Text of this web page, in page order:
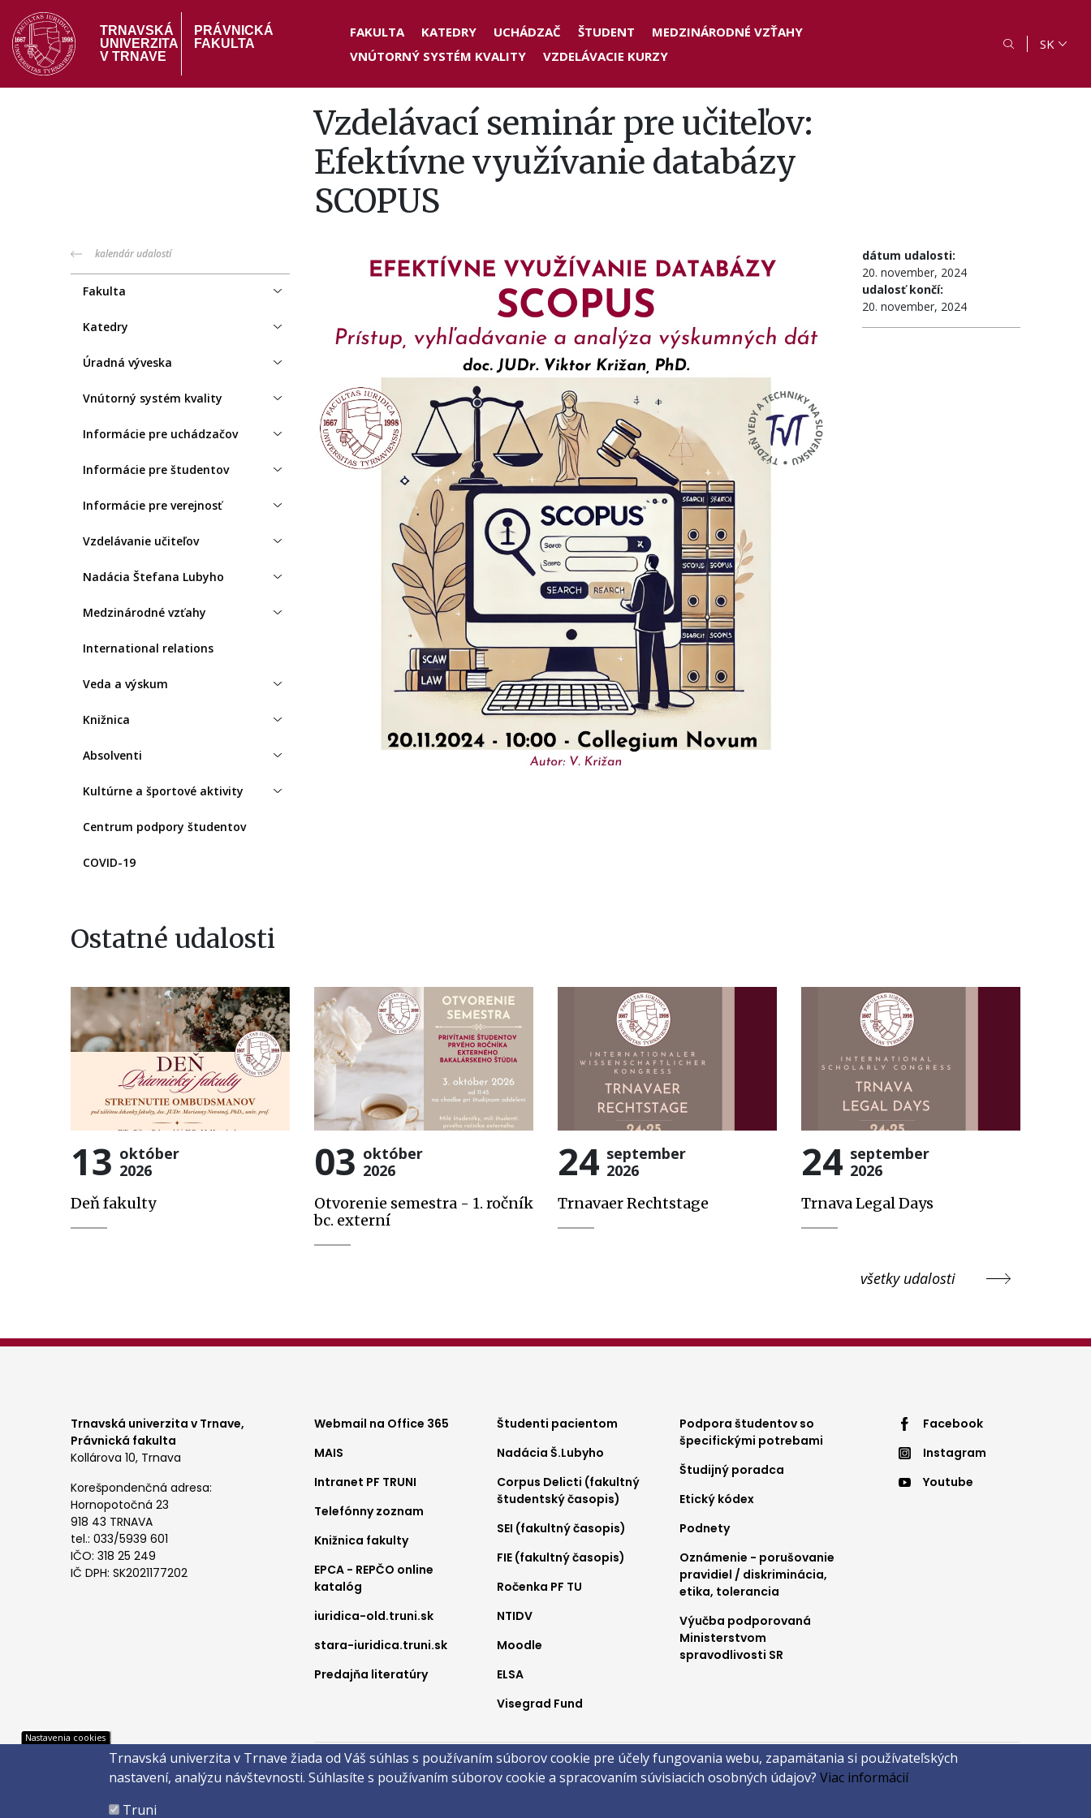
Skočiť
na
hlavný
obsah
TRNAVSKÁ
UNIVERZITA
V TRNAVE
PRÁVNICKÁ
FAKULTA
Header
menu
FAKULTA KATEDRY UCHÁDZAČ ŠTUDENT
MEDZINÁRODNÉ VZŤAHY
VNÚTORNÝ SYSTÉM KVALITY
VZDELÁVACIE KURZY
SK
Vzdelávací seminár pre učiteľov:
Efektívne využívanie databázy
SCOPUS
PF
menu
kalendár udalostí
Fakulta
Katedry
Úradná výveska
Vnútorný systém kvality
Informácie pre uchádzačov
Informácie pre študentov
Informácie pre verejnosť
Vzdelávanie učiteľov
Nadácia Štefana Lubyho
Medzinárodné vzťahy
International relations
Veda a výskum
Knižnica
Absolventi
Kultúrne a športové aktivity
Centrum podpory študentov
COVID-19
dátum udalosti:
20. november, 2024
udalosť končí:
20. november, 2024
Ostatné udalosti
13 október
2026
Deň fakulty
03 október
2026
Otvorenie semestra - 1. ročník
bc. externí
24 september
2026
Trnavaer Rechtstage
24 september
2026
Trnava Legal Days
všetky udalosti
Trnavská univerzita v Trnave,
Právnická fakulta
Kollárova 10, Trnava
Korešpondenčná adresa:
Hornopotočná 23
918 43 TRNAVA
tel.: 033/5939 601
IČO: 318 25 249
IČ DPH: SK2021177202
Footer
menu
1
Webmail na Office 365
MAIS
Intranet PF TRUNI
Telefónny zoznam
Knižnica fakulty
EPCA - REPČO online
katalóg
iuridica-old.truni.sk
stara-iuridica.truni.sk
Predajňa literatúry
Footer
menu
2
Študenti pacientom
Nadácia Š.Lubyho
Corpus Delicti (fakultný
študentský časopis)
SEI (fakultný časopis)
FIE (fakultný časopis)
Ročenka PF TU
NTIDV
Moodle
ELSA
Visegrad Fund
Footer
menu
3
Podpora študentov so
špecifickými potrebami
Študijný poradca
Etický kódex
Podnety
Oznámenie - porušovanie
pravidiel / diskriminácia,
etika, tolerancia
Výučba podporovaná
Ministerstvom
spravodlivosti SR
Footer
menu
Facebook
Instagram
Youtube
Päta
Správca obsahu Technická podpora Vyhlásenie o prístupnosti Cookies
Nastavenia cookies
Trnavská univerzita v Trnave žiada od Váš súhlas s používaním súborov cookie pre účely fungovania webu, zapamätania si používateľských
nastavení, analýzu návštevnosti. Súhlasíte s používaním súborov cookie a spracovaním súvisiacich osobných údajov?Viac informácií
Truni